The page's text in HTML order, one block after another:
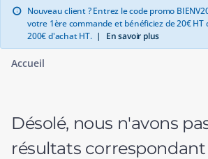
info Nouveau client ? Entrez le code promo
votre 1ère commande et bénéficiez de 20€ HT
200€ d'achat HT. | En savoir plus
Accueil
Désolé, nous n'avons
résultats